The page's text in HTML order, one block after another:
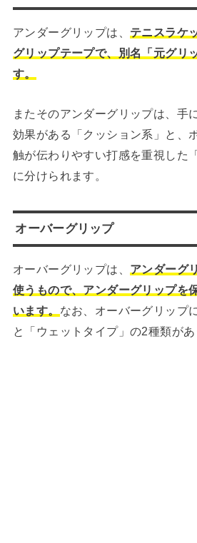
アンダーグリップは、 テニスラケ
グリップテープで、別名「元グリ
す。
またそのアンダーグリップは、手
効果がある「クッション系」と、
触が伝わりやすい打感を重視した
に分けられます。
オーバーグリップ
オーバーグリップは、 アンダーグ
使うもので、アンダーグリップを
います。 なお、オーバーグリップ
と「ウェットタイプ」の2種類があ